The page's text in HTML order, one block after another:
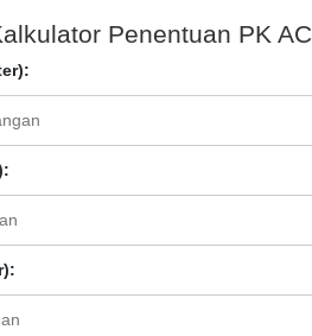
Penentuan PK AC